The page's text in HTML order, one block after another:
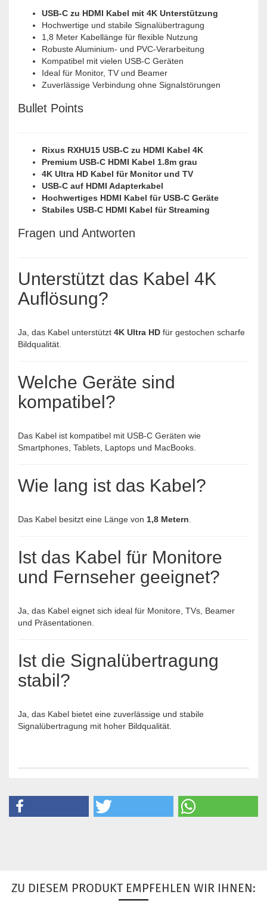
USB-C zu HDMI Kabel mit 4K Unterstützung
Hochwertige und stabile Signalübertragung
1,8 Meter Kabellänge für flexible Nutzung
Robuste Aluminium- und PVC-Verarbeitung
Kompatibel mit vielen USB-C Geräten
Ideal für Monitor, TV und Beamer
Zuverlässige Verbindung ohne Signalstörungen
Bullet Points
Rixus RXHU15 USB-C zu HDMI Kabel 4K
Premium USB-C HDMI Kabel 1.8m grau
4K Ultra HD Kabel für Monitor und TV
USB-C auf HDMI Adapterkabel
Hochwertiges HDMI Kabel für USB-C Geräte
Stabiles USB-C HDMI Kabel für Streaming
Fragen und Antworten
Unterstützt das Kabel 4K
Auflösung?
Ja, das Kabel unterstützt 4K Ultra HD für gestochen scharfe
Bildqualität.
Welche Geräte sind
kompatibel?
Das Kabel ist kompatibel mit USB-C Geräten wie
Smartphones, Tablets, Laptops und MacBooks.
Wie lang ist das Kabel?
Das Kabel besitzt eine Länge von 1,8 Metern
Ist das Kabel für Monitore
und Fernseher geeignet?
Ja, das Kabel eignet sich ideal für Monitore, TVs, Beamer
und Präsentationen.
Ist die Signalübertragung
stabil?
Ja, das Kabel bietet eine zuverlässige und stabile
Signalübertragung mit hoher Bildqualität.
ZU DIESEM PRODUKT EMPFEHLEN WIR IHNEN: